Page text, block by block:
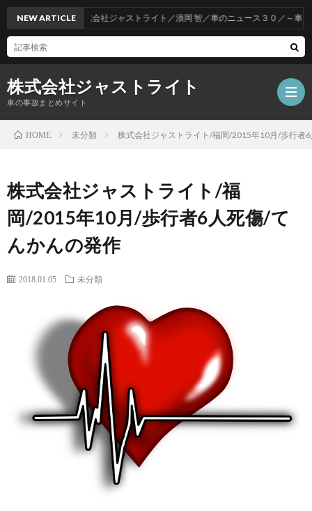
株式会社ジャストライト
車の事故まとめサイト
NEW ARTICLE株式会社ジャストライト／浪岡 智／車のニュース３０／～車をお得
HOME 未分類 株式会社ジャストライト/福岡/2015年10月/歩行者
株式会社ジャストライト/福
岡/2015年10月/歩行者6人死傷/て
んかんの発作
2018.01.05 未分類